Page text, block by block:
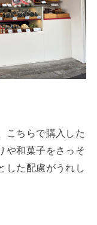
こちらで購入した
や和菓子をさっそ
した配慮がうれし